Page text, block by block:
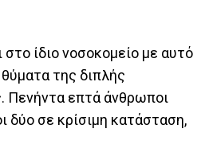
ίδιο νοσοκομείο με αυτό
της διπλής
Πενήντα επτά άνθρωποι
δύο σε κρίσιμη κατάσταση,